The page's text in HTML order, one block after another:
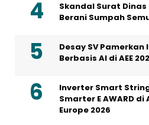
Skandal Surat
Berani Sumpah
Desay SV
Berbasis AI di AEE
Inverter Smart
Smarter E AWARD
Europe 2026